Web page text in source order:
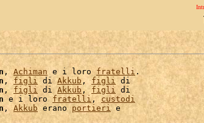
, Achiman e i loro fratelli .
, figli di Akkub , figli di
, figli di Akkub , figli di
e i loro fratelli , custodi
, Akkub erano portieri